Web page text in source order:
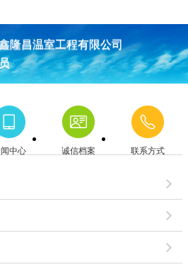
隆昌温室工程有限公司
中心 诚信档案 联系方式